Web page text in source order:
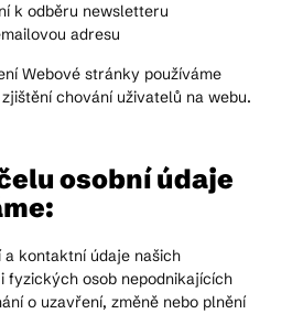
k odběru newsletteru
adresu
Webové stránky používáme
chování uživatelů na webu.
osobní údaje
kontaktní údaje našich
fyzických osob nepodnikajících
o uzavření, změně nebo plnění